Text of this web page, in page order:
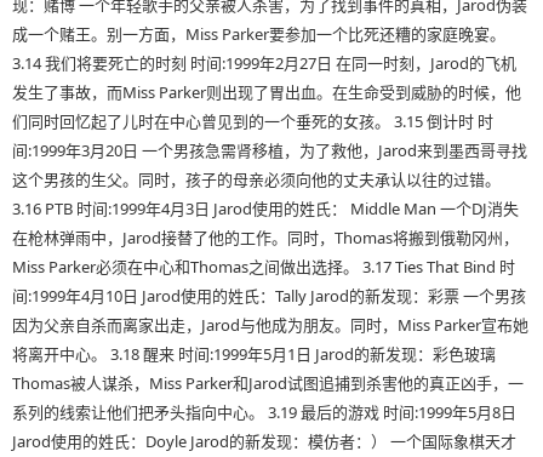
现：赌博 一个年轻歌手的父亲被人杀害，为了找到事件的真相，Jarod伪装
成一个赌王。别一方面，Miss Parker要参加一个比死还糟的家庭晚宴。
3.14 我们将要死亡的时刻 时间:1999年2月27日 在同一时刻，Jarod的飞机
发生了事故，而Miss Parker则出现了胃出血。在生命受到威胁的时候，他
们同时回忆起了儿时在中心曾见到的一个垂死的女孩。 3.15 倒计时 时
间:1999年3月20日 一个男孩急需肾移植，为了救他，Jarod来到墨西哥寻找
这个男孩的生父。同时，孩子的母亲必须向他的丈夫承认以往的过错。
3.16 PTB 时间:1999年4月3日 Jarod使用的姓氏： Middle Man 一个DJ消失
在枪林弹雨中，Jarod接替了他的工作。同时，Thomas将搬到俄勒冈州，
Miss Parker必须在中心和Thomas之间做出选择。 3.17 Ties That Bind 时
间:1999年4月10日 Jarod使用的姓氏：Tally Jarod的新发现：彩票 一个男孩
因为父亲自杀而离家出走，Jarod与他成为朋友。同时，Miss Parker宣布她
将离开中心。 3.18 醒来 时间:1999年5月1日 Jarod的新发现：彩色玻璃
Thomas被人谋杀，Miss Parker和Jarod试图追捕到杀害他的真正凶手，一
系列的线索让他们把矛头指向中心。 3.19 最后的游戏 时间:1999年5月8日
Jarod使用的姓氏：Doyle Jarod的新发现：模仿者：） 一个国际象棋天才